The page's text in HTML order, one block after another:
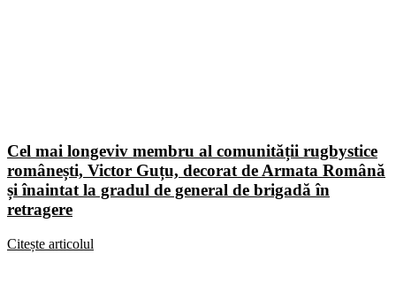
Cel mai longeviv membru al comunității rugbystice
românești, Victor Guțu, decorat de Armata Română
și înaintat la gradul de general de brigadă în
retragere
Citește articolul